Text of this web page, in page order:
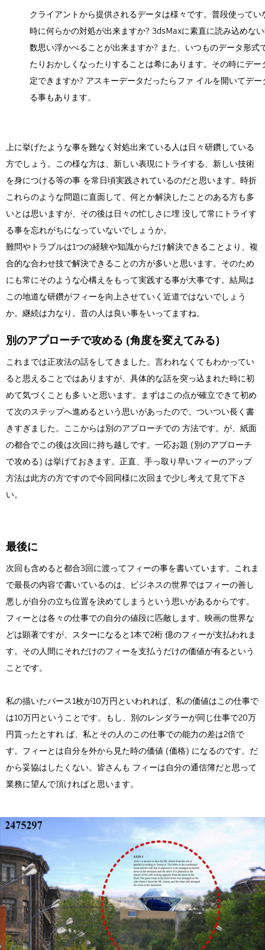
クライアントから提供されるデータは様々です。普段使って
時に何らかの対処が出来ますか? 3dsMaxに素直に読み込めな
数思い浮かべることが出来ますか? また、いつものデータ形式
たりおかしくなったりすることは希にあります。その時にデ
定できますか? アスキーデータだったらファ イルを開いてデ
る事もあります。
上に挙げたような事を難なく対処出来ている人は日々研鑽している
方でしょう。この様な方は、新しい表現にトライする、新しい技術
を身につける等の事 を常日頃実践されているのだと思います。時折
これらのような問題に直面して、何とか解決したことのある方も多
いとは思いますが、その後は日々の忙しさに埋 没して常にトライす
る事を忘れがちになっていないでしょうか。
難問やトラブルは1つの経験や知識からだけ解決できることより、複
合的な合わせ技で解決できることの方が多いと思います。そのため
にも常にそのような心構えをもって実践する事が大事です。結局は
この地道な研鑽がフィーを向上させていく近道ではないでしょう
か。継続は力なり。昔の人は良い事をいってますね。
別のアプローチで攻める (角度を変えてみる)
これまでは正攻法の話をしてきました。言われなくてもわかってい
ると思えることではありますが、具体的な話を突っ込まれた時に初
めて気づくことも多 いと思います。まずはこの点が確立できて初め
て次のステップへ進めるという思いがあったので、ついつい長く書
きすぎました。ここからは別のアプローチでの 方法です。が、紙面
の都合でこの後は次回に持ち越しです。一応お題 (別のアプローチ
で攻める) は挙げておきます。正直、手っ取り早いフィーのアップ
方法は此方の方ですので今回同様に次回まで少し考えて見て下さ
い。
最後に
次回も含めると都合3回に渡ってフィーの事を書いています。これま
で最長の内容で書いているのは、ビジネスの世界ではフィーの善し
悪しが自分の立ち位置を決めてしまうという思いがあるからです。
フィーとは各々の仕事での自分の値段に匹敵します。映画の世界な
どは顕著ですが、スターになると1本で2桁 億のフィーが支払われま
す。その人間にそれだけのフィーを支払うだけの価値が有るという
ことです。
私の描いたパース1枚が10万円といわれれば、私の価値はこの仕事で
は10万円ということです。もし、別のレンダラーが同じ仕事で20万
円貰ったとすれ ば、私とその人のこの仕事での能力の差は2倍で
す。フィーとは自分を外から見た時の価値 (価格) になるのです。だ
から妥協はしたくない。皆さんも フィーは自分の通信簿だと思って
業務に望んで頂ければと思います。